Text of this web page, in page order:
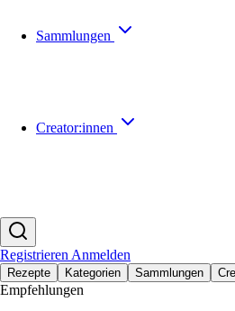
Sammlungen
Creator:innen
Registrieren Anmelden
Rezepte Kategorien Sammlungen
Empfehlungen